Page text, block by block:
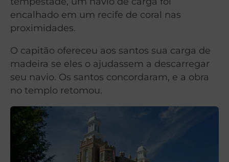
encalhado em um recife de coral nas
proximidades.
O capitão ofereceu aos santos sua carga de
madeira se eles o ajudassem a descarregar
seu navio. Os santos concordaram, e a obra
no templo retomou.